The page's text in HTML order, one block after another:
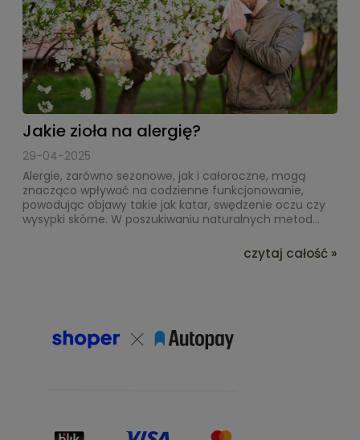
Jakie zioła na alergię?
29-04-2025
Alergie, zarówno sezonowe, jak i całoroczne, mogą
znacząco wpływać na codzienne funkcjonowanie,
powodując objawy takie jak katar, swędzenie oczu czy
wysypki skórne. W poszukiwaniu naturalnych metod...
czytaj całość »